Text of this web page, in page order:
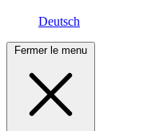
Deutsch
Fermer le menu